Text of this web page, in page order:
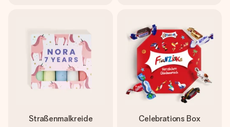
Straßenmalkreide Celebrations Box